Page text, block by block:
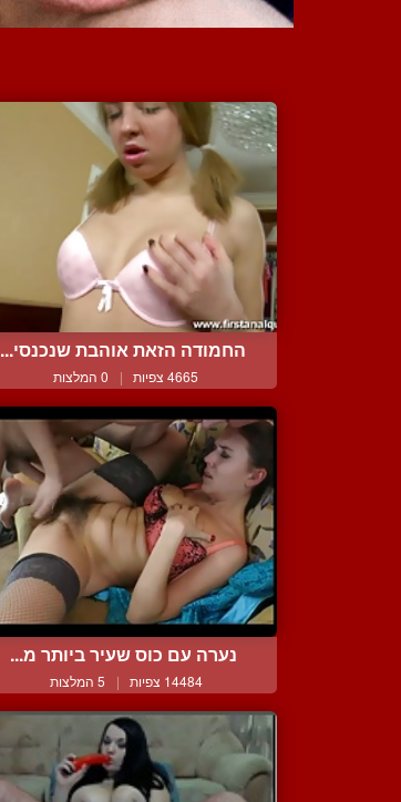
החמודה הזאת אוהבת שנכנסי...
4665 צפיות | 0 המלצות
נערה עם כוס שעיר ביותר מ...
14484 צפיות | 5 המלצות